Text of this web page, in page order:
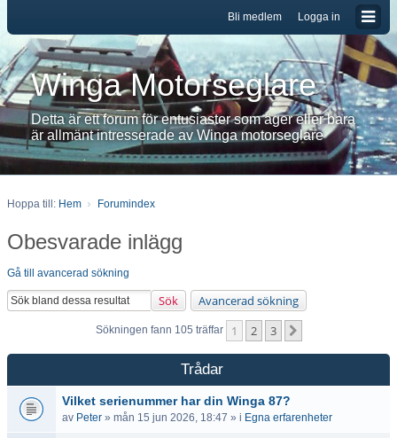
Logga in
Bli medlem
Winga Motorseglare
Detta är ett forum för entusiaster som äger eller bara
är allmänt intresserade av Winga motorseglare
Hoppa till: Hem Forumindex
Obesvarade inlägg
Gå till avancerad sökning
Sök Avancerad sökning
Sökningen fann 105 träffar 1 2 3
Trådar
Vilket serienummer har din Winga 87?
av Peter » mån 15 jun 2026, 18:47 » i Egna erfarenheter